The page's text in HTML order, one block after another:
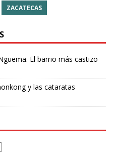
ZACATECAS
El barrio más castizo
y las cataratas